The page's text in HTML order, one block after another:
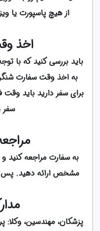
از هیچ پاسپورت یا
اخذ
باید بررسی کنید که با
به اخذ وقت سفارت
برای سفر دارید باید وقت
سفر
به سفارت مراجعه کنید
مشخص ارائه دهید. پس
پزشکان، مهندسین، وکلا: